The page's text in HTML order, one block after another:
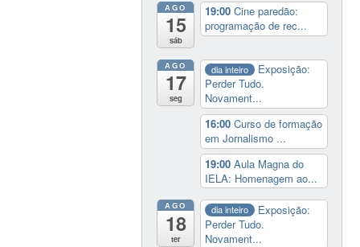
AGO
15
sáb
19:00Cine paredão:
programação de rec...
AGO
17
seg
dia inteiro
Exposição:
Perder Tudo.
Novament...
16:00Curso de formação
em Jornalismo ...
19:00Aula Magna do
IELA: Homenagem ao...
AGO
18
ter
dia inteiro
Exposição:
Perder Tudo.
Novament...